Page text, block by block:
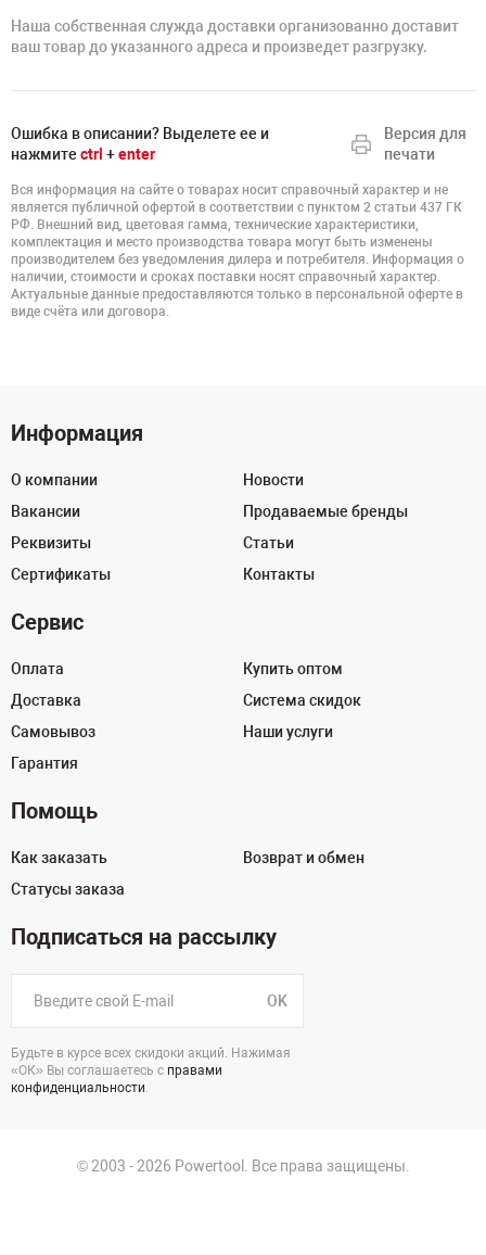
Наша собственная служда доставки организованно доставит
ваш товар до указанного адреса и произведет разгрузку.
Ошибка в описании? Выделете ее и
нажмите ctrl +enter
Версия для
печати
Вся информация на сайте о товарах носит справочный характер и не
является публичной офертой в соответствии с пунктом 2 статьи 437 ГК
РФ. Внешний вид, цветовая гамма, технические характеристики,
комплектация и место производства товара могут быть изменены
производителем без уведомления дилера и потребителя. Информация о
наличии, стоимости и сроках поставки носят справочный характер.
Актуальные данные предоставляются только в персональной оферте в
виде счёта или договора.
Информация
О компании
Вакансии
Реквизиты
Сертификаты
Новости
Продаваемые бренды
Статьи
Контакты
Сервис
Оплата
Доставка
Самовывоз
Гарантия
Купить оптом
Система скидок
Наши услуги
Помощь
Как заказать
Статусы заказа
Возврат и обмен
Подписаться на рассылку
OK
Будьте в курсе всех скидоки акций. Нажимая
«ОК» Вы соглашаетесь с правами
конфиденциальности.
© 2003 - 2026 Powertool. Все права защищены.